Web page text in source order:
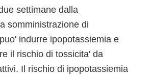
settimane dalla
somministrazione di
indurre ipopotassiemia e
il rischio di tossicita' da
Il rischio di ipopotassiemia